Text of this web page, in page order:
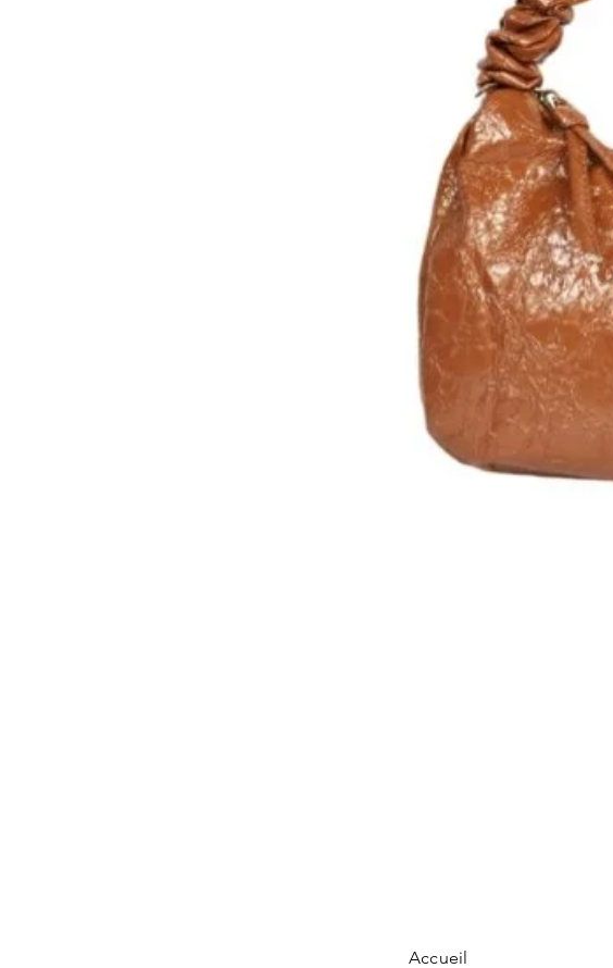
également servir de porte-monnaie, offrant
pour vos besoins de rangement. Son design
de le glisser facilement dans une poche, en
pour vos déplacements quotidiens. Avec son
fabrication de haute qualité, ce porte-cartes
fois un accessoire de mode et un
vous la combinaison parfaite de style et de
porte-cartes exceptionnel de la marque de
-cuir d'agneau lisse et métalissé
-3 compartiments cartes
-dimensions:L10,5XH8 cms
Accueil